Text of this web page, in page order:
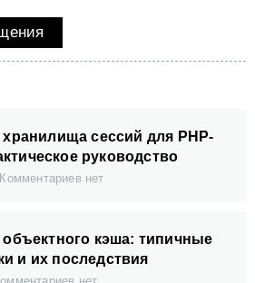
хранилища сессий для PHP-
руководство
Комментариев нет
объектного кэша: типичные
и их последствия
нет